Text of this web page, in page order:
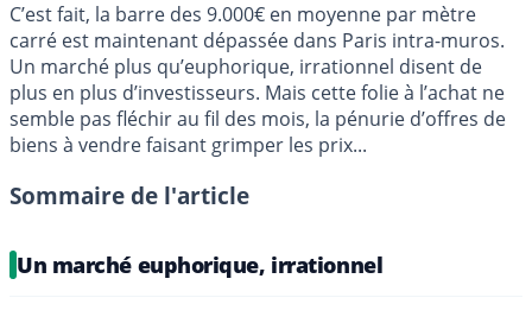
C’est fait, la barre des 9.000€ en moyenne par mètre
carré est maintenant dépassée dans Paris intra-muros.
Un marché plus qu’euphorique, irrationnel disent de
plus en plus d’investisseurs. Mais cette folie à l’achat ne
semble pas fléchir au fil des mois, la pénurie d’offres de
biens à vendre faisant grimper les prix...
Sommaire de l'article
Un marché euphorique, irrationnel